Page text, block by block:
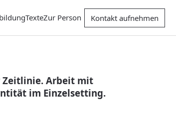
TexteZur Person Kontakt aufnehmen
Zeitlinie. Arbeit mit
im Einzelsetting.